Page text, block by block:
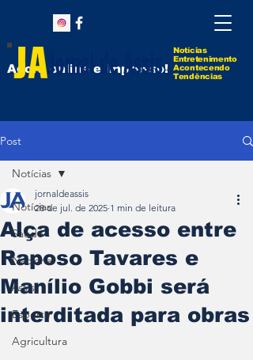
Notícias
Entretenimento
Acontecendo
Tendências
Agora online e impresso!
Post
Notícias
Saúde
Nacional
Assis
Esporte
Agricultura
Notícias
Alça de acesso entre
Raposo Tavares e
Manílio Gobbi será
interditada para obras
jornaldeassis
28 de jul. de 2025 1 min de leitura